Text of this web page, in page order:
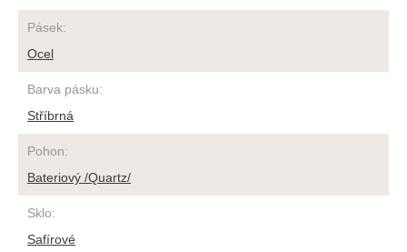
Pásek:
Ocel
Barva pásku:
Stříbrná
Pohon:
Bateriový /Quartz/
Sklo:
Safírové